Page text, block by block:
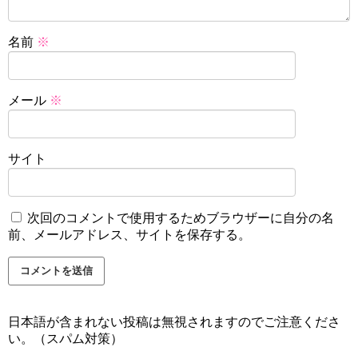
名前 ※
メール ※
サイト
次回のコメントで使用するためブラウザーに自分の名
前、メールアドレス、サイトを保存する。
日本語が含まれない投稿は無視されますのでご注意くださ
い。（スパム対策）